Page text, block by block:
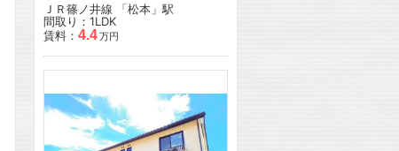
ＪＲ篠ノ井線 「松本 」駅
間取り：1LDK
賃料： 4.4万円